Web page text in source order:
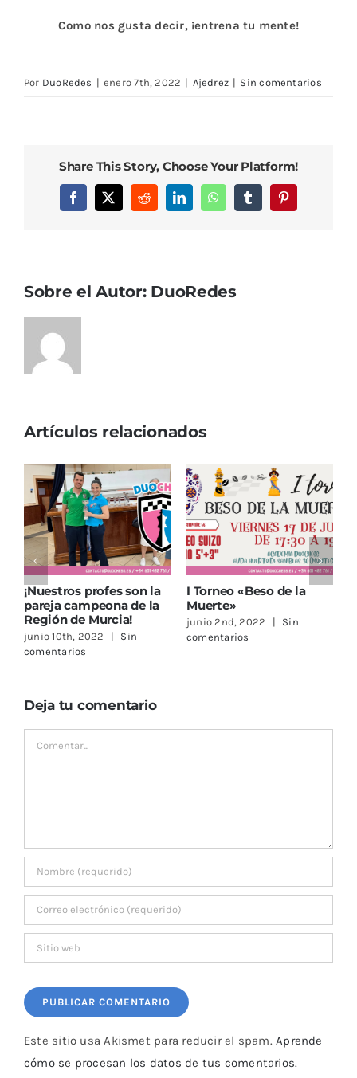
Como nos gusta decir, ¡entrena tu mente!
Por DuoRedes | enero 7th, 2022 | Ajedrez | Sin comentarios
Share This Story, Choose Your Platform!
Facebook
X RedditLinkedInWhatsAppTumblrPinterest
Sobre el Autor: DuoRedes
Artículos relacionados
¡Nuestros profes son la
pareja campeona de la
Región de Murcia!
junio 10th, 2022 |
Sin
comentarios
I Torneo «Beso de la
Muerte»
junio 2nd, 2022 |
Sin
comentarios
Deja tu comentario
Este sitio usa Akismet para reducir el spam. Aprende
cómo se procesan los datos de tus comentarios.